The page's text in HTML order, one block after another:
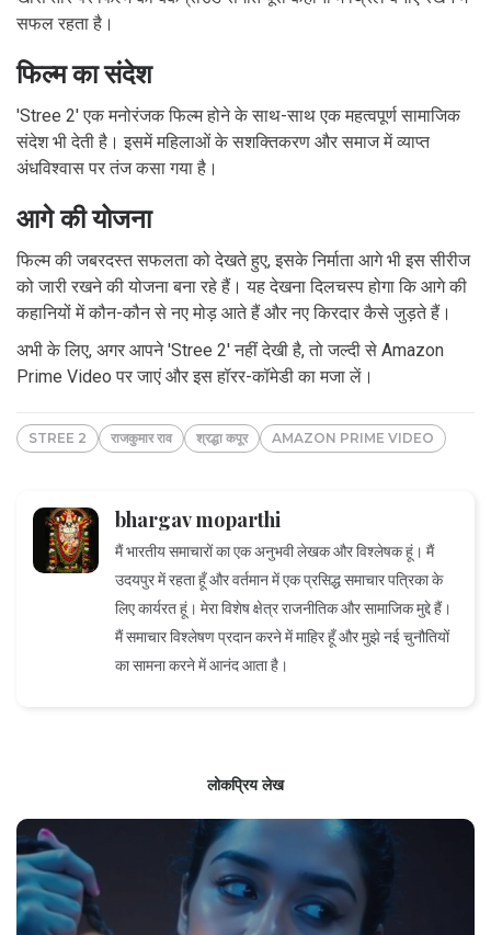
सफल रहता है।
फिल्म का संदेश
'Stree 2' एक मनोरंजक फिल्म होने के साथ-साथ एक महत्वपूर्ण सामाजिक
संदेश भी देती है। इसमें महिलाओं के सशक्तिकरण और समाज में व्याप्त
अंधविश्वास पर तंज कसा गया है।
आगे की योजना
फिल्म की जबरदस्त सफलता को देखते हुए, इसके निर्माता आगे भी इस सीरीज
को जारी रखने की योजना बना रहे हैं। यह देखना दिलचस्प होगा कि आगे की
कहानियों में कौन-कौन से नए मोड़ आते हैं और नए किरदार कैसे जुड़ते हैं।
अभी के लिए, अगर आपने 'Stree 2' नहीं देखी है, तो जल्दी से Amazon
Prime Video पर जाएं और इस हॉरर-कॉमेडी का मजा लें।
STREE 2 राजकुमार राव श्रद्धा कपूर AMAZON PRIME VIDEO
bhargav moparthi
मैं भारतीय समाचारों का एक अनुभवी लेखक और विश्लेषक हूं। मैं
उदयपुर में रहता हूँ और वर्तमान में एक प्रसिद्ध समाचार पत्रिका के
लिए कार्यरत हूं। मेरा विशेष क्षेत्र राजनीतिक और सामाजिक मुद्दे हैं।
मैं समाचार विश्लेषण प्रदान करने में माहिर हूँ और मुझे नई चुनौतियों
का सामना करने में आनंद आता है।
लोकप्रिय लेख